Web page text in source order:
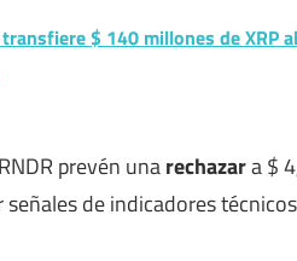
$ 140 millones de XRP
prevén unarechazara $
de indicadores